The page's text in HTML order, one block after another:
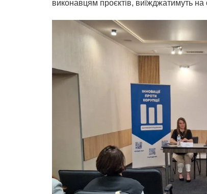
виконавцям проєктів, виїжджатимуть на